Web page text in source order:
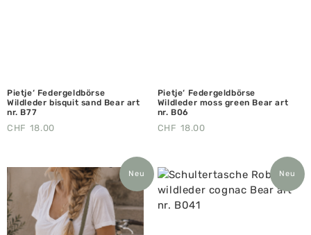
Pietje‘ Federgeldbörse
Wildleder bisquit sand Bear art
nr. B77
CHF 18.00
Pietje‘ Federgeldbörse
Wildleder moss green Bear art
nr. B06
CHF 18.00
Neu Neu